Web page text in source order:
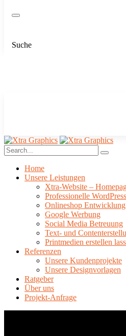
Suche
Home
Unsere Leistungen
Xtra-Website –
Professionelle
Onlineshop Entwicklung
Google Werbung
Social Media Betreuung
Text- und
Printmedien erstellen
Referenzen
Unsere Kundenprojekte
Unsere Designvorlagen
Ratgeber
Über uns
Projekt-Anfrage